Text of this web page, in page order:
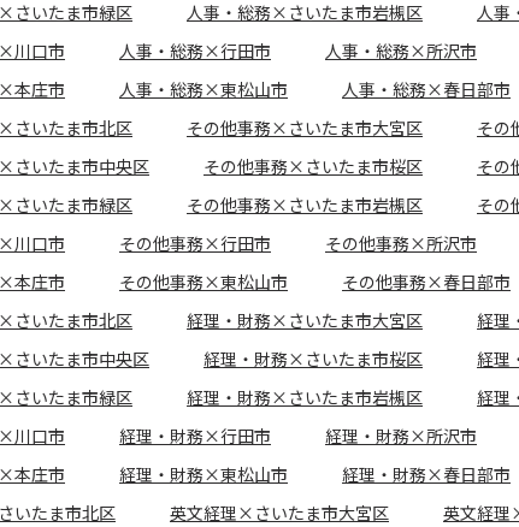
さいたま市緑区
人事・総務×さいたま市岩槻区 人事
川口市
人事・総務×行田市 人事・総務×所沢市
本庄市
人事・総務×東松山市 人事・総務×春日部市
さいたま市北区
その他事務×さいたま市大宮区
その
さいたま市中央区
その他事務×さいたま市桜区 その
さいたま市緑区
その他事務×さいたま市岩槻区 その
川口市
その他事務×行田市 その他事務×所沢市
本庄市
その他事務×東松山市 その他事務×春日部市
さいたま市北区
経理・財務×さいたま市大宮区
経理
さいたま市中央区
経理・財務×さいたま市桜区 経理
さいたま市緑区
経理・財務×さいたま市岩槻区 経理
川口市
経理・財務×行田市 経理・財務×所沢市
本庄市
経理・財務×東松山市 経理・財務×春日部市
いたま市北区
英文経理×さいたま市大宮区 英文経理